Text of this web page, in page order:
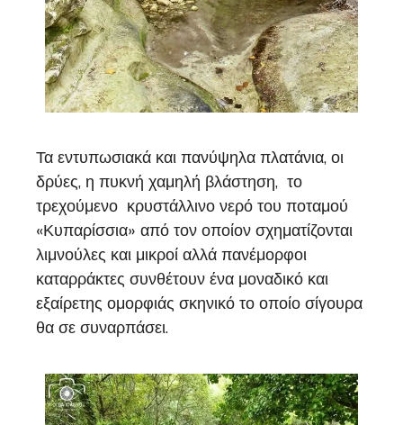
Τα εντυπωσιακά και πανύψηλα πλατάνια, οι
δρύες, η πυκνή χαμηλή βλάστηση, το
τρεχούμενο κρυστάλλινο νερό του ποταμού
«Κυπαρίσσια» από τον οποίον σχηματίζονται
λιμνούλες και μικροί αλλά πανέμορφοι
καταρράκτες συνθέτουν ένα μοναδικό και
εξαίρετης ομορφιάς σκηνικό το οποίο σίγουρα
θα σε συναρπάσει.